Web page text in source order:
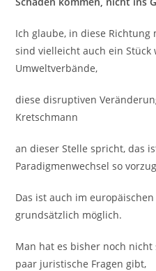
Ich glaube, in diese
sind vielleicht auch ein Stück
Umweltverbände,
diese disruptiven
Kretschmann
an dieser Stelle spricht, das
Paradigmenwechsel so
Das ist auch im
grundsätzlich möglich.
Man hat es bisher noch
paar juristische Fragen gibt,